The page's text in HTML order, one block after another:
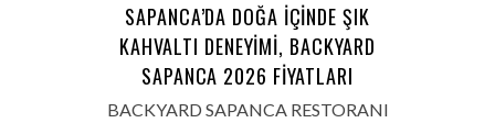
SAPANCA’DA DOĞA İÇINDE ŞIK
KAHVALTI DENEYIMI, BACKYARD
SAPANCA 2026 FIYATLARI
BACKYARD SAPANCA RESTORANI